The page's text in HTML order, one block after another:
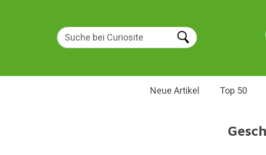
Neue Artikel Top 50